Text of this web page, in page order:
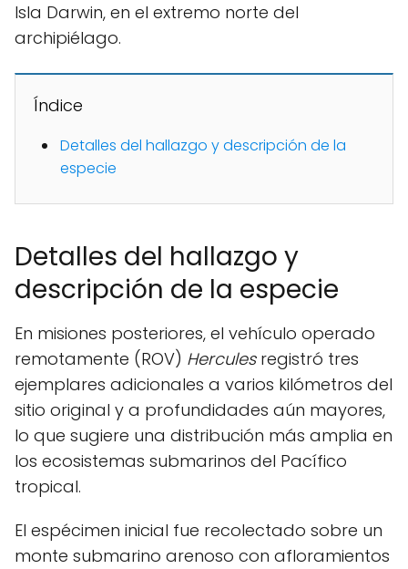
Isla Darwin, en el extremo norte del
archipiélago.
Índice
Detalles del hallazgo y descripción de la
especie
Detalles del hallazgo y
descripción de la especie
En misiones posteriores, el vehículo operado
remotamente (ROV) Herculesregistró tres
ejemplares adicionales a varios kilómetros del
sitio original y a profundidades aún mayores,
lo que sugiere una distribución más amplia en
los ecosistemas submarinos del Pacífico
tropical.
El espécimen inicial fue recolectado sobre un
monte submarino arenoso con afloramientos